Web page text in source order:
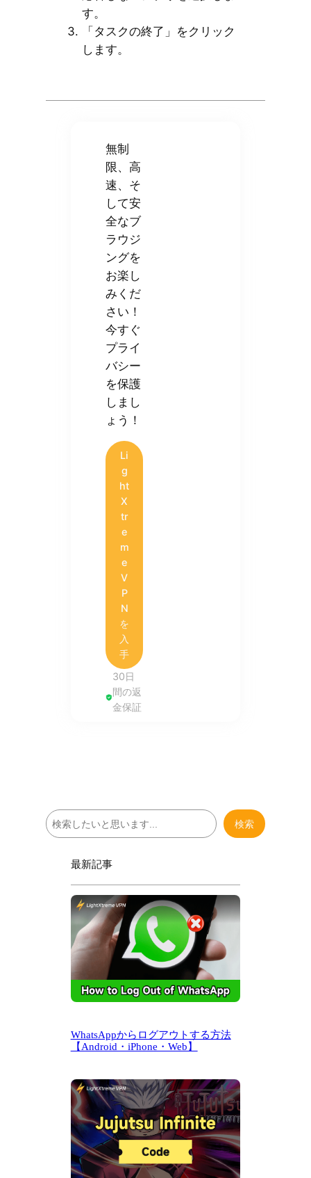
す。
「タスクの終了」をクリック
します。
無制
限、高
速、そ
して安
全なブ
ラウジ
ングを
お楽し
みくだ
さい！
今すぐ
プライ
バシー
を保護
しまし
ょう！
Li
g
ht
X
tr
e
m
e
V
P
N
を
入
手
30日
間の返
金保証
検
索
検索
最新記事
WhatsAppからログアウトする方法
【Android・iPhone・Web】